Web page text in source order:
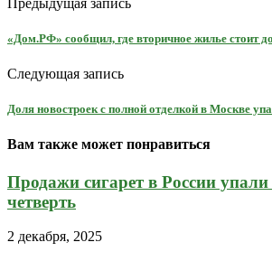
«Дом.РФ» сообщил, где вторичное жилье стоит
Следующая запись
Доля новостроек с полной отделкой в Москве
Вам также может понравиться
Продажи сигарет в России
четверть
2 декабря, 2025